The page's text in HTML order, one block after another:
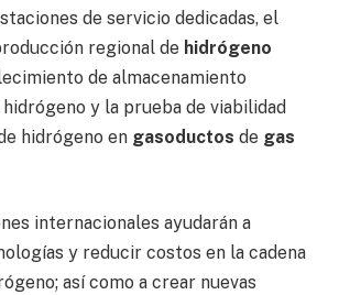
de servicio dedicadas, el
regional de hidrógeno
de almacenamiento
y la prueba de viabilidad
hidrógeno en gasoductos de gas
internacionales ayudarán a
y reducir costos en la cadena
así como a crear nuevas